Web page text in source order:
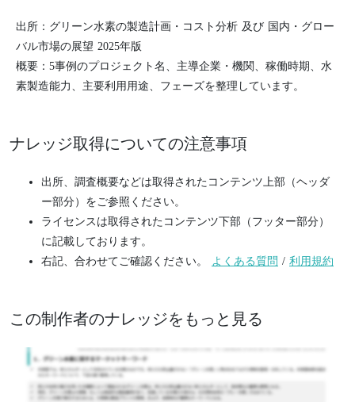
出所：グリーン水素の製造計画・コスト分析 及び 国内・グロー
バル市場の展望 2025年版
概要：5事例のプロジェクト名、主導企業・機関、稼働時期、水
素製造能力、主要利用用途、フェーズを整理しています。
ナレッジ取得についての注意事項
出所、調査概要などは取得されたコンテンツ上部（ヘッダ
ー部分）をご参照ください。
ライセンスは取得されたコンテンツ下部（フッター部分）
に記載しております。
右記、合わせてご確認ください。
よくある質問 / 利用規約
この制作者のナレッジをもっと見る